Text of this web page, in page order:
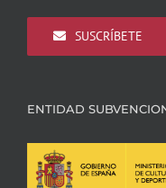
SUSCRÍBETE
ENTIDAD